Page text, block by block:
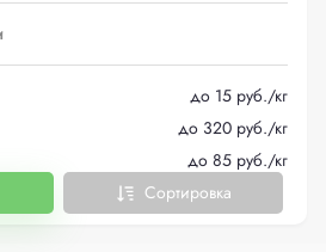
до 15 руб./кг
до 320 руб./кг
до 85 руб./кг
Сортировка